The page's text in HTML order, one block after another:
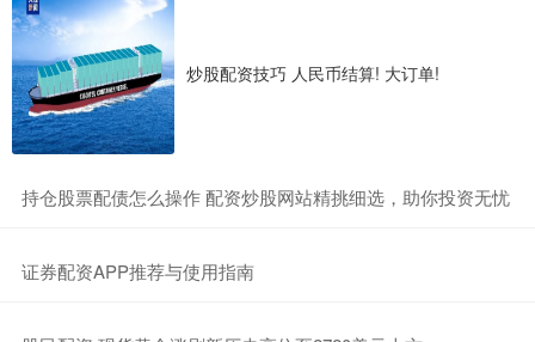
炒股配资技巧 人民币结算! 大订单!
​持仓股票配债怎么操作 配资炒股网站精挑细选，助你投资无忧
​证券配资APP推荐与使用指南